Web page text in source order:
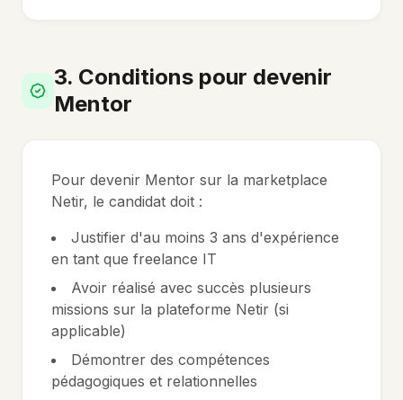
3. Conditions pour devenir
Mentor
Pour devenir Mentor sur la marketplace
Netir, le candidat doit :
Justifier d'au moins 3 ans d'expérience
en tant que freelance IT
Avoir réalisé avec succès plusieurs
missions sur la plateforme Netir (si
applicable)
Démontrer des compétences
pédagogiques et relationnelles